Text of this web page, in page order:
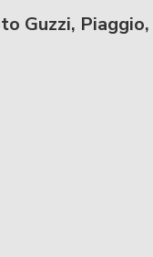
Guzzi, Piaggio,